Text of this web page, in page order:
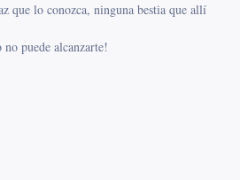
que lo conozca, ninguna bestia que allí
puede alcanzarte!